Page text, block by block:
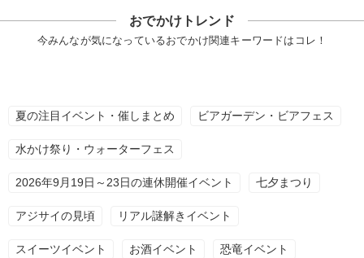
おでかけトレンド
今みんなが気になっているおでかけ関連キーワードはコレ！
夏の注目イベント・催しまとめ ビアガーデン・ビアフェス
水かけ祭り・ウォーターフェス
2026年9月19日～23日の連休開催イベント 七夕まつり
アジサイの見頃 リアル謎解きイベント
スイーツイベント お酒イベント 恐竜イベント